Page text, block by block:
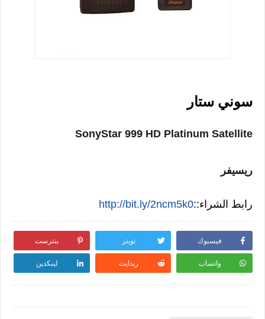
سوني ستار
SonyStar 999 HD Platinum Satellite
ريسيفر
رابط الشراء::http://bit.ly/2ncm5k0
فيسبوك تويتر بنترست
واتساب ريدايت لينكدين